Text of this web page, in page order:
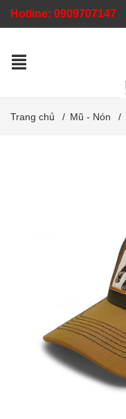
Hotline: 0909707147
Trang chủ / Mũ - Nón /